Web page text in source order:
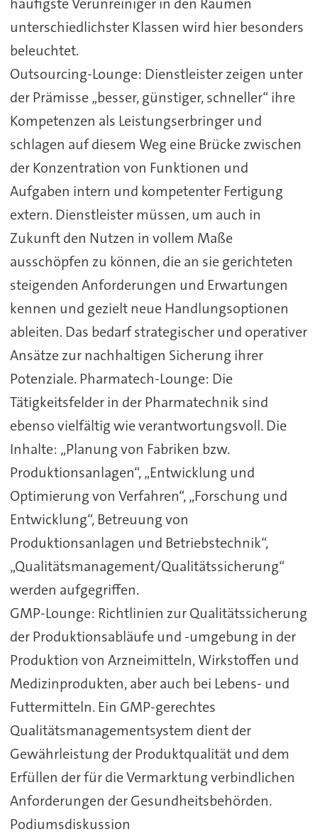
unterschiedlichster Klassen wird hier besonders
beleuchtet.
Outsourcing-Lounge: Dienstleister zeigen unter
der Prämisse „besser, günstiger, schneller“ ihre
Kompetenzen als Leistungserbringer und
schlagen auf diesem Weg eine Brücke zwischen
der Konzentration von Funktionen und
Aufgaben intern und kompetenter Fertigung
extern. Dienstleister müssen, um auch in
Zukunft den Nutzen in vollem Maße
ausschöpfen zu können, die an sie gerichteten
steigenden Anforderungen und Erwartungen
kennen und gezielt neue Handlungsoptionen
ableiten. Das bedarf strategischer und operativer
Ansätze zur nachhaltigen Sicherung ihrer
Potenziale. Pharmatech-Lounge: Die
Tätigkeitsfelder in der Pharmatechnik sind
ebenso vielfältig wie verantwortungsvoll. Die
Inhalte: „Planung von Fabriken bzw.
Produktionsanlagen“, „Entwicklung und
Optimierung von Verfahren“, „Forschung und
Entwicklung“, Betreuung von
Produktionsanlagen und Betriebstechnik“,
„Qualitätsmanagement/Qualitätssicherung“
werden aufgegriffen.
GMP-Lounge: Richtlinien zur Qualitätssicherung
der Produktionsabläufe und -umgebung in der
Produktion von Arzneimitteln, Wirkstoffen und
Medizinprodukten, aber auch bei Lebens- und
Futtermitteln. Ein GMP-gerechtes
Qualitätsmanagementsystem dient der
Gewährleistung der Produktqualität und dem
Erfüllen der für die Vermarktung verbindlichen
Anforderungen der Gesundheitsbehörden.
Podiumsdiskussion